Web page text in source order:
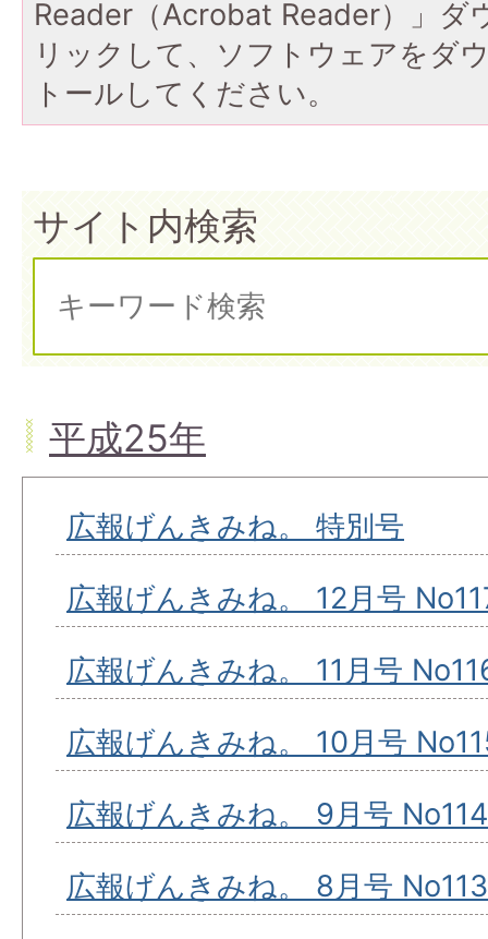
Reader（Acrobat Reader）」ダ
リックして、ソフトウェアをダ
トールしてください。
サイト内検索
平成25年
広報げんきみね。 特別号
広報げんきみね。 12月号
広報げんきみね。 11月号
広報げんきみね。 10月号
広報げんきみね。 9月号 No114
広報げんきみね。 8月号 No113